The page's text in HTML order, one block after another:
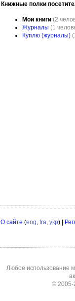
Книжные полки
Мои книги (2
Журналы (1
Куплю (журналы)
О сайте (eng, fra, укр) |
Любое использование
© 2005-